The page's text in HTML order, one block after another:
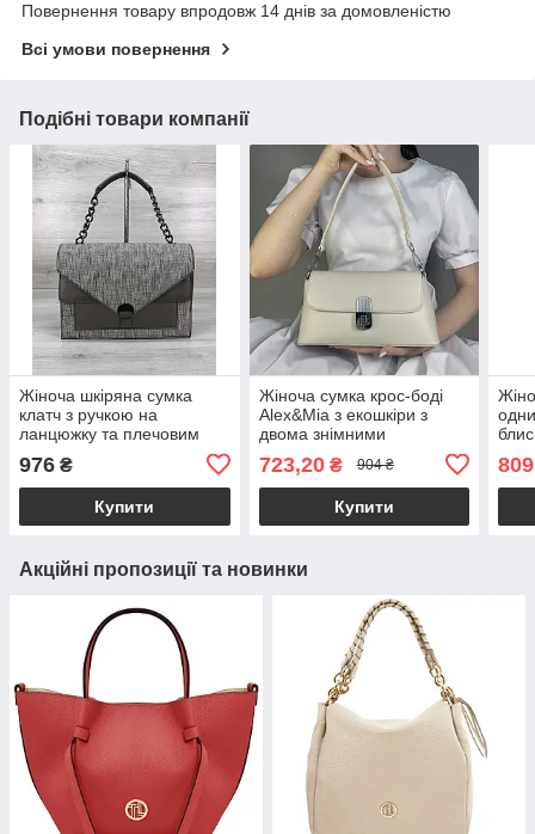
Повернення товару впродовж 14 днів за домовленістю
Всі умови повернення
Подібні товари компанії
Жіноча шкіряна сумка
клатч з ручкою на
ланцюжку та плечовим
ременем «Amber» сірий
блиск Welassie
976 ₴
Купити
Жіноча сумка крос-боді
Alex&Mia з екошкіри з
двома знімними
723,20₴ 904 ₴
Купити
Акційні пропозиції та новинки